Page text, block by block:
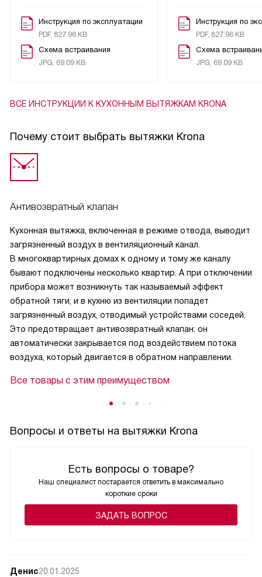
атмосферу на кухне в вечернее время. В комплекте две
лампы мощностью 1.5 Вт каждая.
Работает вытяжка довольно тихо, уровень шума всего 48
моей кухни площадью 20 м2. В комплекте идут два
приобретаются отдельно, но это не стало для меня
Вес вытяжки составляет 8.2 кг, что позволило мне
антивозвратный клапан, что облегчило установку.
Я очень довольна этой покупкой. Вытяжка работает
отлично, удобна в использовании и прекрасно смотрится
на моей кухне.
Инструкция по эксплуатации
PDF, 827.96 KB
Схема встраивания
JPG, 69.09 KB
Инструкция по
PDF, 827.96 KB
Схема
JPG, 69.09 KB
ВСЕ ИНСТРУКЦИИ К КУХОННЫМ ВЫТЯЖКАМ KRONA
Почему стоит выбрать вытяжки Krona
Антивозвратный клапан
Кухонная вытяжка, включенная в режиме отвода, выводит
загрязненный воздух в вентиляционный канал.
В многоквартирных домах к одному и тому же каналу
бывают подключены несколько квартир. А при отключении
прибора может возникнуть так называемый эффект
обратной тяги, и в кухню из вентиляции попадет
загрязненный воздух, отводимый устройствами соседей.
Это предотвращает антивозвратный клапан: он
автоматически закрывается под воздействием потока
воздуха, который двигается в обратном направлении.
Все товары с этим преимуществом
Вопросы и ответы на вытяжки Krona
Есть вопросы о товаре?
Наш специалист постарается ответить в максимально
короткие сроки
ЗАДАТЬ ВОПРОС
Денис20.01.2025